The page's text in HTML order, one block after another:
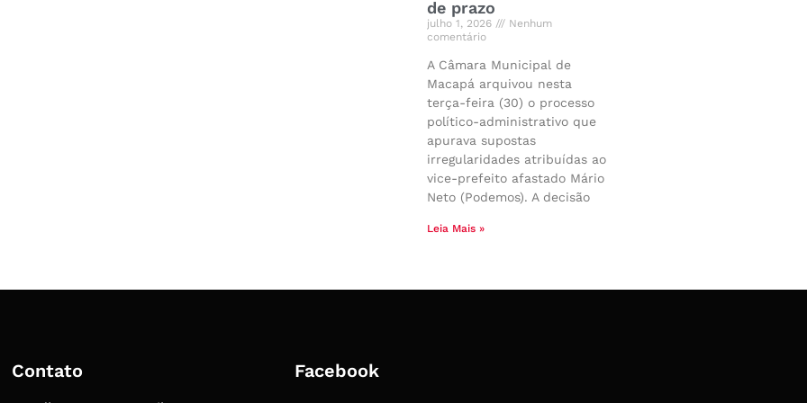
de prazo
julho 1, 2026
Nenhum
comentário
A Câmara Municipal de
Macapá arquivou nesta
terça-feira (30) o processo
político-administrativo que
apurava supostas
irregularidades atribuídas ao
vice-prefeito afastado Mário
Neto (Podemos). A decisão
Leia Mais »
Contato Facebook